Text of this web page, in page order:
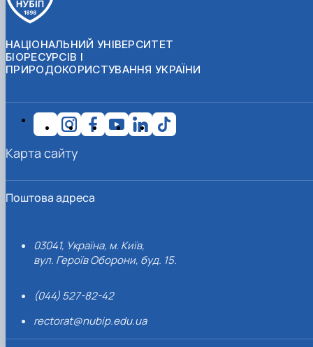
НАЦІОНАЛЬНИЙ УНІВЕРСИТЕТ
БІОРЕСУРСІВ І
ПРИРОДОКОРИСТУВАННЯ УКРАЇНИ
Поштова адреса
03041, Україна, м. Київ,
вул. Героїв Оборони, буд. 15.
(044) 527-82-42
rectorat@nubip.edu.ua
Карта сайту